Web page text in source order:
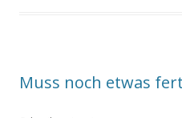
Muss noch etwas